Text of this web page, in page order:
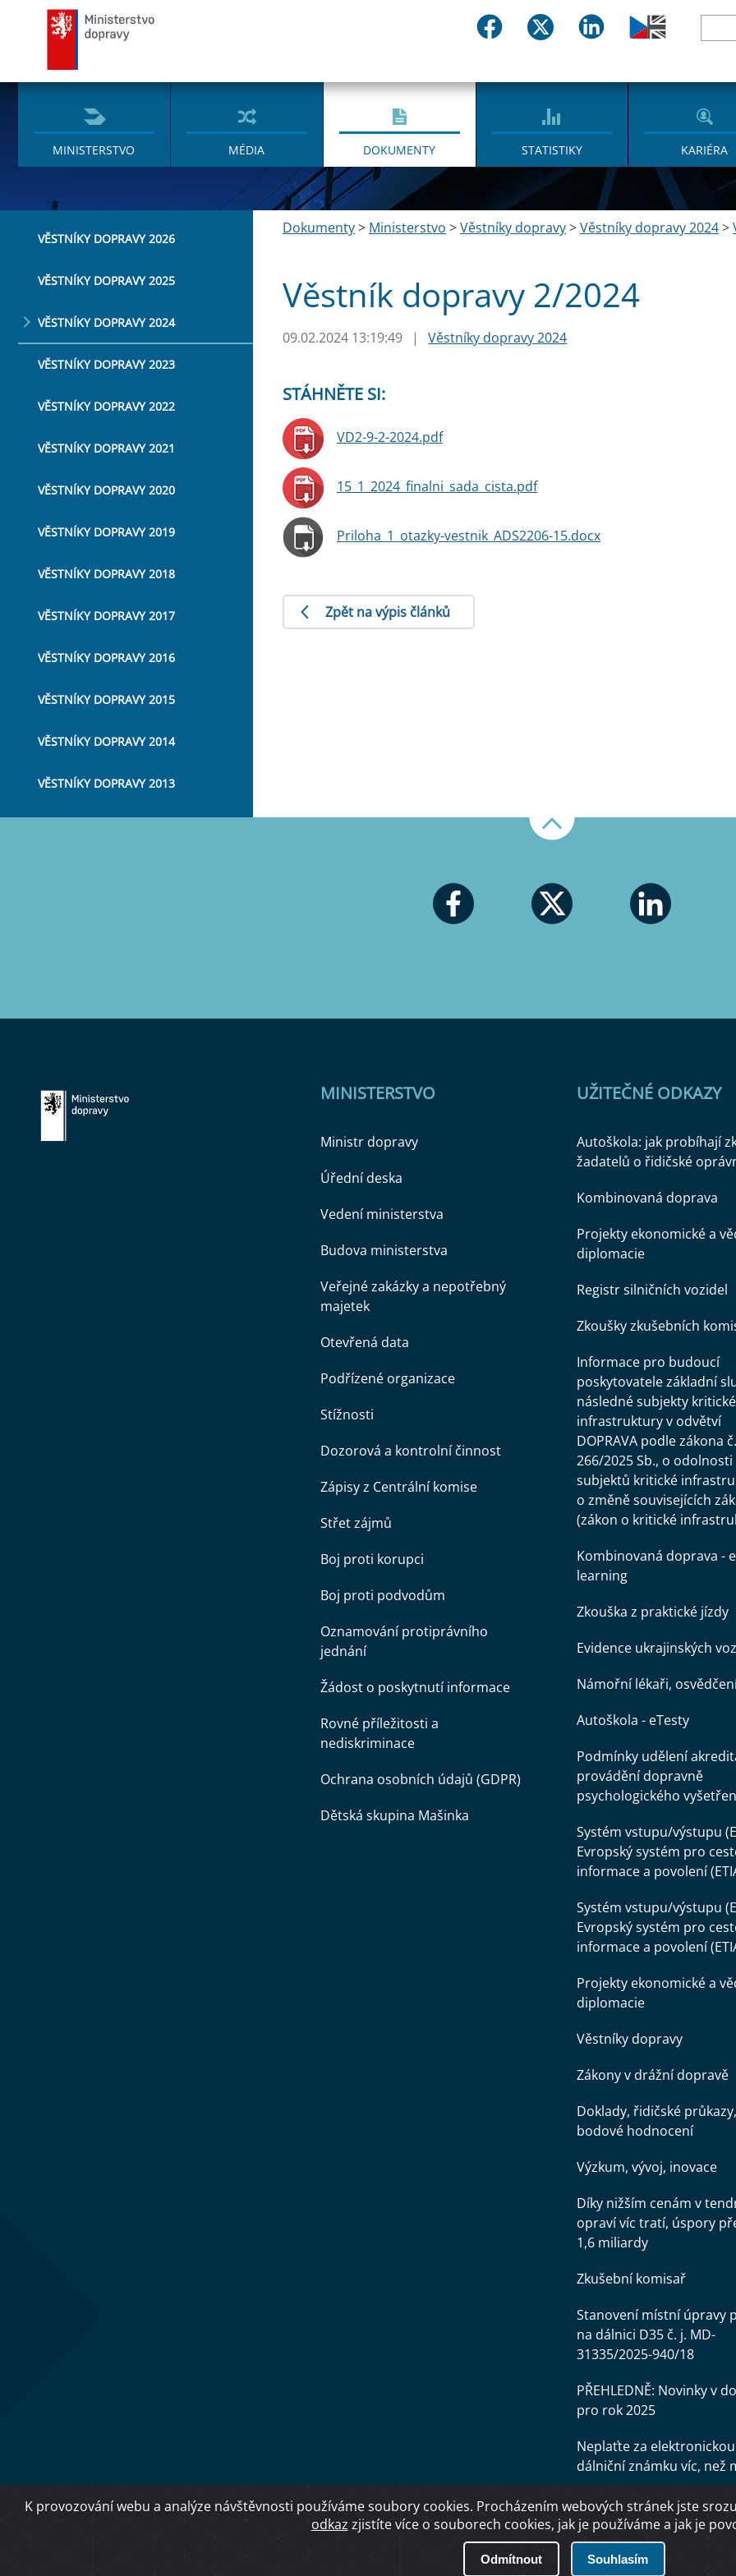
MINISTERSTVO MÉDIA DOKUMENTY STATISTIKY KARIÉRA
VĚSTNÍKY DOPRAVY 2026
VĚSTNÍKY DOPRAVY 2025
VĚSTNÍKY DOPRAVY 2024
VĚSTNÍKY DOPRAVY 2023
VĚSTNÍKY DOPRAVY 2022
VĚSTNÍKY DOPRAVY 2021
VĚSTNÍKY DOPRAVY 2020
VĚSTNÍKY DOPRAVY 2019
VĚSTNÍKY DOPRAVY 2018
VĚSTNÍKY DOPRAVY 2017
VĚSTNÍKY DOPRAVY 2016
VĚSTNÍKY DOPRAVY 2015
VĚSTNÍKY DOPRAVY 2014
VĚSTNÍKY DOPRAVY 2013
Dokumenty> Ministerstvo >Věstníky dopravy>Věstníky dopravy 2024>
Věstník dopravy 2/2024
09.02.2024 13:19:49 | Věstníky dopravy 2024
STÁHNĚTE SI:
VD2-9-2-2024.pdf
15_1_2024_finalni_sada_cista.pdf
Priloha_1_otazky-vestnik_ADS2206-15.docx
Zpět na výpis článků
MINISTERSTVO
Ministr dopravy
Úřední deska
Vedení ministerstva
Budova ministerstva
Veřejné zakázky a nepotřebný
majetek
Otevřená data
Podřízené organizace
Stížnosti
Dozorová a kontrolní činnost
Zápisy z Centrální komise
Střet zájmů
Boj proti korupci
Boj proti podvodům
Oznamování protiprávního
jednání
Žádost o poskytnutí informace
Rovné příležitosti a
nediskriminace
Ochrana osobních údajů (GDPR)
Dětská skupina Mašinka
UŽITEČNÉ ODKAZY
Autoškola: jak probíhají
žadatelů o řidičské
Kombinovaná doprava
Projekty ekonomické a
diplomacie
Registr silničních vozidel
Zkoušky zkušebních
Informace pro budoucí
poskytovatele základní
následné subjekty kritické
infrastruktury v odvětví
DOPRAVA podle zákona č.
266/2025 Sb., o odolnosti
subjektů kritické
o změně souvisejících
(zákon o kritické
Kombinovaná doprava -
learning
Zkouška z praktické jízdy
Evidence ukrajinských
Námořní lékaři,
Autoškola - eTesty
Podmínky udělení
provádění dopravně
psychologického
Systém vstupu/výstupu
Evropský systém pro
informace a povolení
Systém vstupu/výstupu
Evropský systém pro
informace a povolení
Projekty ekonomické a
diplomacie
Věstníky dopravy
Zákony v drážní dopravě
Doklady, řidičské průkazy,
bodové hodnocení
Výzkum, vývoj, inovace
Díky nižším cenám v
opraví víc tratí, úspory
1,6 miliardy
Zkušební komisař
Stanovení místní úpravy
na dálnici D35 č. j. MD-
31335/2025-940/18
PŘEHLEDNĚ: Novinky v
pro rok 2025
Neplaťte za elektronickou
dálniční známku víc, než
K provozování webu a analýze návštěvnosti používáme soubory cookies. Procházením webových stránek jste
odkaz zjistíte více o souborech cookies, jak je používáme a jak je
Odmítnout Souhlasím